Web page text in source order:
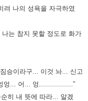
려 나의 성욕을 자극하였
는 참지 못할 정도로 화가
승이라구... 이것 놔... 신고
엉... 어... 엉.................”
히 내 뜻에 따라... 알겠